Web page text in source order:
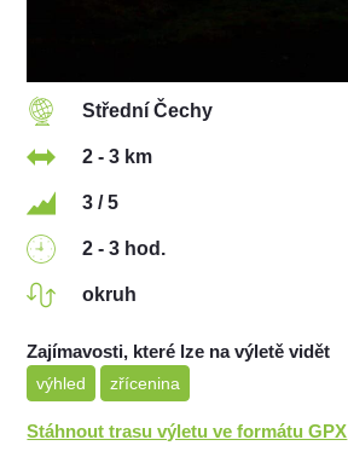
Střední Čechy
2 - 3 km
3 / 5
2 - 3 hod.
okruh
Zajímavosti, které lze na výletě vidět
výhled zřícenina
Stáhnout trasu výletu ve formátu GPX